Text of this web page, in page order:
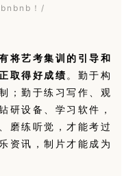
！/
将艺考集训的引导和
取得好成绩。勤于构
；勤于练习写作、观
研设备、学习软件，
磨练听觉，才能考过
资讯，制片才能成为